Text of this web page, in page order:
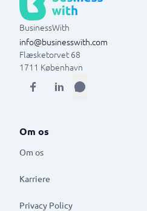
BusinessWith
info@businesswith.com
Flæsketorvet 68
1711 København
Om os
Om os
Karriere
Privacy Policy